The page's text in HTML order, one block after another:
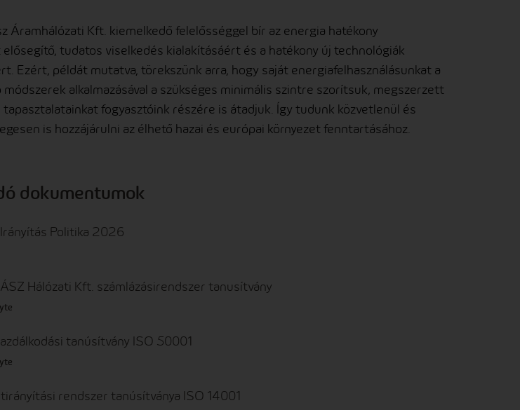
Áramhálózati Kft. kiemelkedő felelősséggel bír az energia hatékony
tudatos viselkedés kialakításáért és a hatékony új technológiák
Ezért, példát mutatva, törekszünk arra, hogy saját energiafelhasználásunkat a
alkalmazásával a szükséges minimális szintre szorítsuk, megszerzett
fogyasztóink részére is átadjuk. Így tudunk közvetlenül és
is hozzájárulni az élhető hazai és európai környezet fenntartásához.
dokumentumok
Politika 2026
Hálózati Kft. számlázásirendszer tanusítvány
tanúsítvány ISO 50001
rendszer tanúsítványa ISO 14001